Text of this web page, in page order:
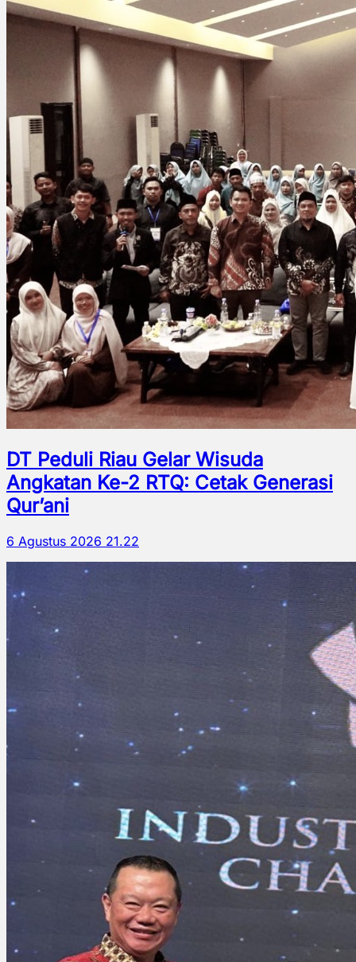
DT Peduli Riau Gelar Wisuda
Angkatan Ke-2 RTQ: Cetak Generasi
Qur’ani
6 Agustus 2026 21.22